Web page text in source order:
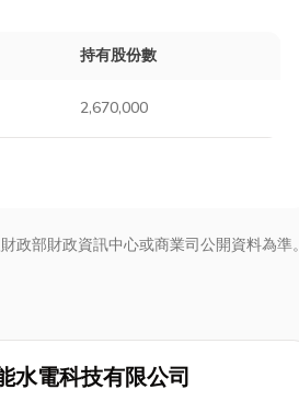
持有股份數
2,670,000
政部財政資訊中心或商業司公開資料為準。
水電科技有限公司